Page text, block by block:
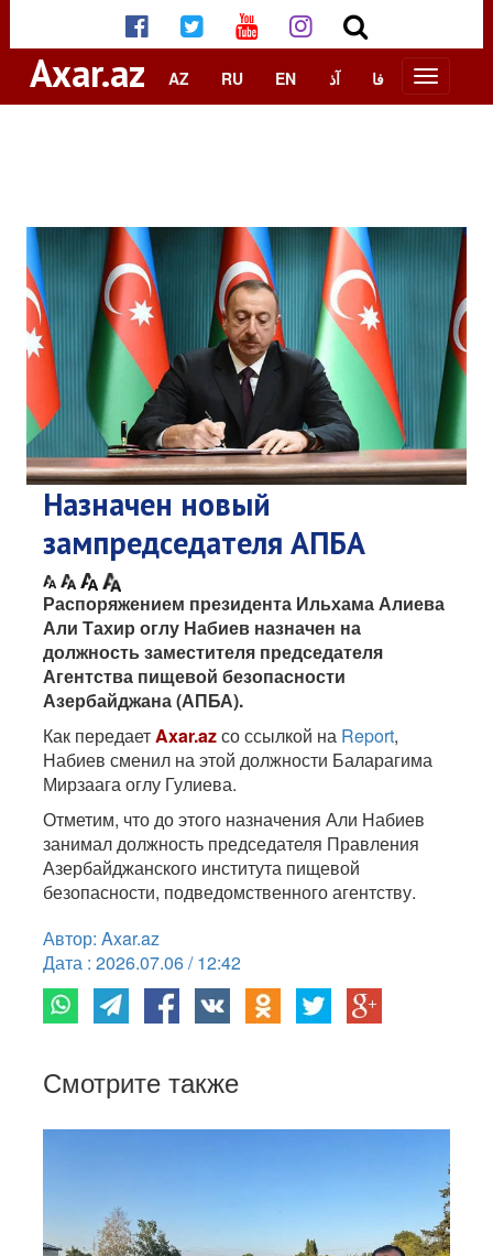
Axar.az AZ RU EN آذ فا
Назначен новый
зампредседателя АПБА
Распоряжением президента Ильхама Алиева
Али Тахир оглу Набиев назначен на
должность заместителя председателя
Агентства пищевой безопасности
Азербайджана (АПБА).
Как передаетAxar.azсо ссылкой на Report,
Набиев сменил на этой должности Баларагима
Мирзаага оглу Гулиева.
Отметим, что до этого назначения Али Набиев
занимал должность председателя Правления
Азербайджанского института пищевой
безопасности, подведомственного агентству.
Автор: Axar.az
Дата : 2026.07.06 / 12:42
Смотрите также